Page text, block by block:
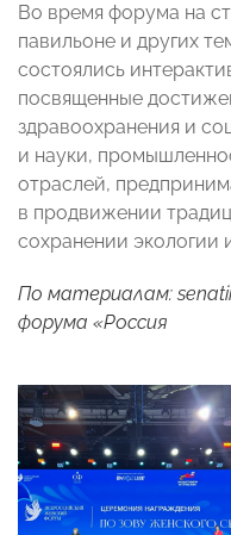
Во время форума на
павильоне и других
состоялись
посвященные
здравоохранения и
и науки,
отраслей,
в продвижении
сохранении экологии
По материалам:
форума «Россия